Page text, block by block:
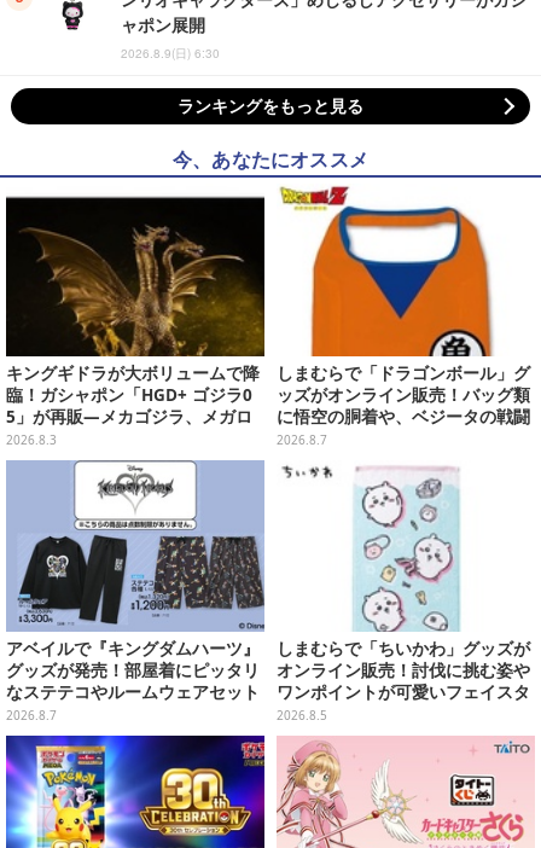
ャポン展開
2026.8.9(日) 6:30
ランキングをもっと見る
今、あなたにオススメ
キングギドラが大ボリュームで降
臨！ガシャポン「HGD+ ゴジラ0
5」が再販―メカゴジラ、メガロ
なども揃った全4種
2026.8.3
しまむらで「ドラゴンボール」グ
ッズがオンライン販売！バッグ類
に悟空の胴着や、ベジータの戦闘
服を大胆デザイン
2026.8.7
アベイルで『キングダムハーツ』
グッズが発売！部屋着にピッタリ
なステテコやルームウェアセット
2026.8.7
しまむらで「ちいかわ」グッズが
オンライン販売！討伐に挑む姿や
ワンポイントが可愛いフェイスタ
オル、バスマットなど全14種
2026.8.5